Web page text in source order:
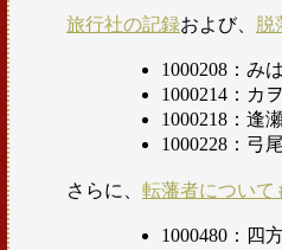
旅行社の記録および、 脱
1000208：み
1000214：カ
1000218：逢
1000228：弓
さらに、 転藩者について
1000480：四